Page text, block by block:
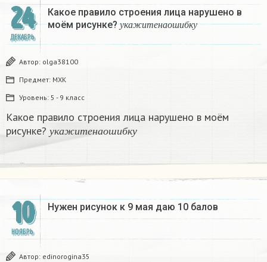
24
ДЕКАБРЬ
Какое правило строения лица нарушено в
моём рисунке? у ка ж и т е н а о ш и б к у
у ка житенаошибку
Автор: olga38100
Предмет: МХК
Уровень: 5 - 9 класс
Какое правило строения лица нарушено в моём
рисунке?
у ка ж и т е н а о ш и б к у
укажитенаоши бку
10
НОЯБРЬ
Нужен рисунок к 9 мая даю 10 балов​
Автор: edinorogina35